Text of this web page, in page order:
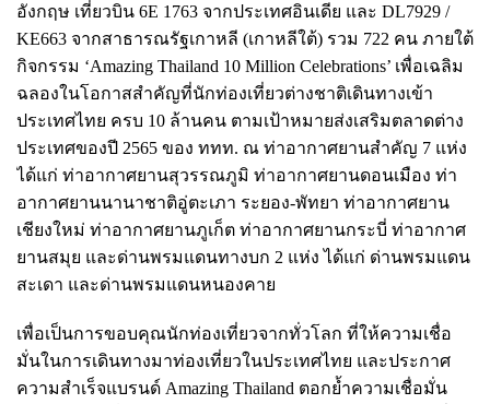
อังกฤษ เที่ยวบิน 6E 1763 จากประเทศอินเดีย และ DL7929 /
KE663 จากสาธารณรัฐเกาหลี (เกาหลีใต้) รวม 722 คน ภายใต้
กิจกรรม ‘Amazing Thailand 10 Million Celebrations’ เพื่อเฉลิม
ฉลองในโอกาสสำคัญที่นักท่องเที่ยวต่างชาติเดินทางเข้า
ประเทศไทย ครบ 10 ล้านคน ตามเป้าหมายส่งเสริมตลาดต่าง
ประเทศของปี 2565 ของ ททท. ณ ท่าอากาศยานสำคัญ 7 แห่ง
ได้แก่ ท่าอากาศยานสุวรรณภูมิ ท่าอากาศยานดอนเมือง ท่า
อากาศยานนานาชาติอู่ตะเภา ระยอง-พัทยา ท่าอากาศยาน
เชียงใหม่ ท่าอากาศยานภูเก็ต ท่าอากาศยานกระบี่ ท่าอากาศ
ยานสมุย และด่านพรมแดนทางบก 2 แห่ง ได้แก่ ด่านพรมแดน
สะเดา และด่านพรมแดนหนองคาย
เพื่อเป็นการขอบคุณนักท่องเที่ยวจากทั่วโลก ที่ให้ความเชื่อ
มั่นในการเดินทางมาท่องเที่ยวในประเทศไทย และประกาศ
ความสำเร็จแบรนด์ Amazing Thailand ตอกย้ำความเชื่อมั่น